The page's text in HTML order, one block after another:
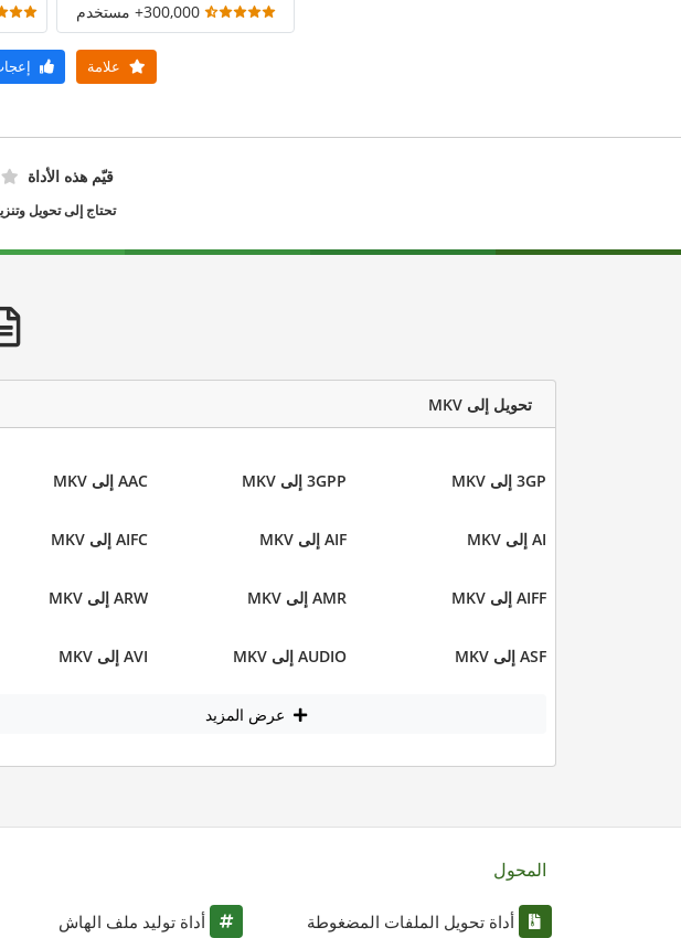
300,000+ مستخدم
علامة
قيّم هذه الأداة
تحتاج إلى تحويل
تحويل إلى MKV
3GP إلى MKV 3GPP إلى MKV AAC إلى MKV
AI إلى MKV AIF إلى MKV AIFC إلى MKV
AIFF إلى MKV AMR إلى MKV ARW إلى MKV
ASF إلى MKV AUDIO إلى MKV AVI إلى MKV
عرض المزيد
المحول
أداة تحويل الملفات المضغوطة أداة توليد ملف الهاش